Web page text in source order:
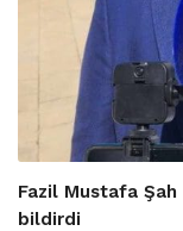
Fazil Mustafa
bildirdi